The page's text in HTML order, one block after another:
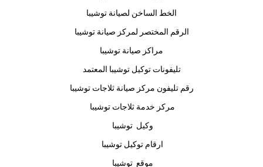
الخط الساخن لصيانة توشيبا
الرقم المختصر لمركز صيانة توشيبا
مراكز صيانة توشيبا
تليفونات توكيل توشيبا المعتمد
رقم تليفون مركز صيانة ثلاجات توشيبا
مركز خدمة ثلاجات توشيبا
وكيل توشيبا
ارقام توكيل توشيبا
موقع توشيبا